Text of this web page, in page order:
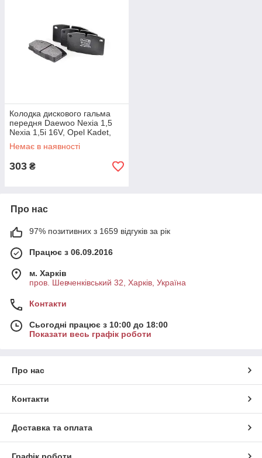
Колодка дискового гальма
передня Daewoo Nexia 1,5
Nexia 1,5i 16V, Opel Kadet,
Vectra 1,4-4.8, Omega 1,8-2,4
AURORA
Немає в наявності
303 ₴
Про нас
97% позитивних з 1659 відгуків за рік
Працює з 06.09.2016
м. Харків
пров. Шевченківський 32, Харків, Україна
Контакти
Сьогодні працює з 10:00 до 18:00
Показати весь графік роботи
Про нас
Контакти
Доставка та оплата